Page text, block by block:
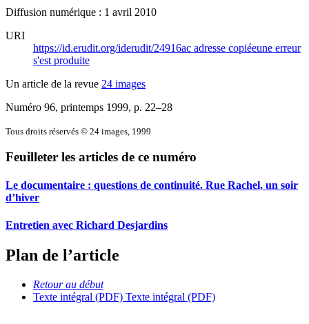
Diffusion numérique : 1 avril 2010
URI
https://id.erudit.org/iderudit/24916ac adresse copiéeune erreur
s'est produite
Un article de la revue 24 images
Numéro 96, printemps 1999, p. 22–28
Tous droits réservés © 24 images, 1999
Feuilleter les articles de ce numéro
Le documentaire : questions de continuité. Rue Rachel, un soir
d’hiver
Entretien avec Richard Desjardins
Plan de l’article
Retour au début
Texte intégral (PDF) Texte intégral (PDF)